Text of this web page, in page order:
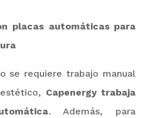
placas automáticas para
se requiere trabajo manual
Capenergytrabaja
. Además, para